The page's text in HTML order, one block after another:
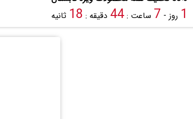
1 روز - 7 ساعت :44 دقیقه : 17 ثانیه